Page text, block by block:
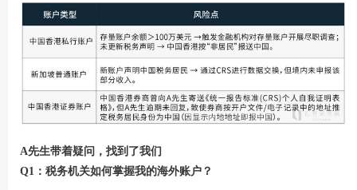
A先生带着疑问，找到了我们
Q1：税务机关如何掌握我的海外账户？